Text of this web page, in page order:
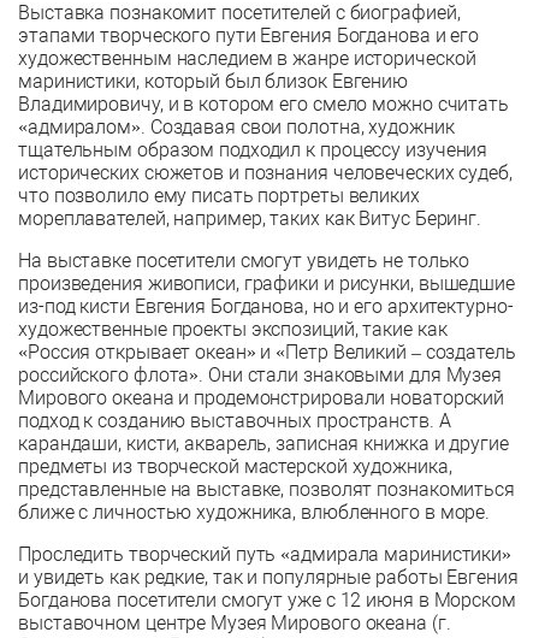
Выставка познакомит посетителей с биографией,
этапами творческого пути Евгения Богданова и его
художественным наследием в жанре исторической
маринистики, который был близок Евгению
Владимировичу, и в котором его смело можно считать
«адмиралом». Создавая свои полотна, художник
тщательным образом подходил к процессу изучения
исторических сюжетов и познания человеческих судеб,
что позволило ему писать портреты великих
мореплавателей, например, таких как Витус Беринг.
На выставке посетители смогут увидеть не только
произведения живописи, графики и рисунки, вышедшие
из-под кисти Евгения Богданова, но и его архитектурно-
художественные проекты экспозиций, такие как
«Россия открывает океан» и «Петр Великий – создатель
российского флота». Они стали знаковыми для Музея
Мирового океана и продемонстрировали новаторский
подход к созданию выставочных пространств. А
карандаши, кисти, акварель, записная книжка и другие
предметы из творческой мастерской художника,
представленные на выставке, позволят познакомиться
ближе с личностью художника, влюбленного в море.
Проследить творческий путь «адмирала маринистики»
и увидеть как редкие, так и популярные работы Евгения
Богданова посетители смогут уже с 12 июня в Морском
выставочном центре Музея Мирового океана (г.